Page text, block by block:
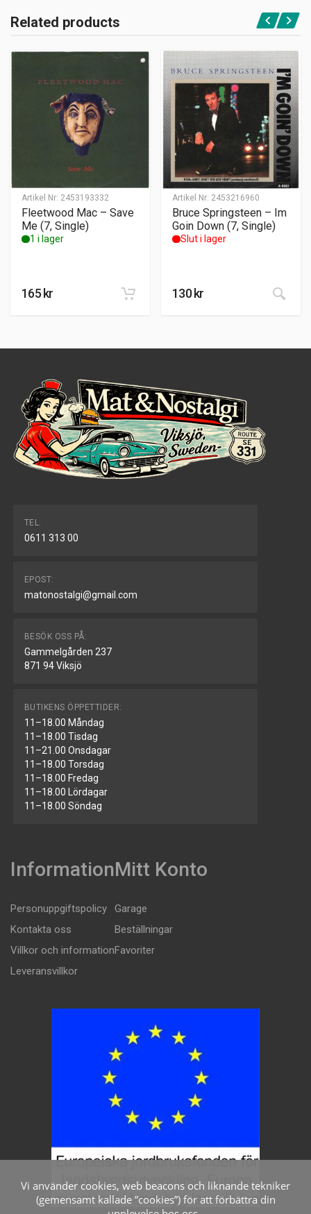
Related products
Artikel Nr: 2453193332
Fleetwood Mac – Save
Me (7, Single)
1 i lager
165 kr
Artikel Nr: 2453216960
Bruce Springsteen – Im
Goin Down (7, Single)
Slut i lager
130 kr
TEL.
0611 313 00
EPOST:
matonostalgi@gmail.com
BESÖK OSS PÅ:
Gammelgården 237
871 94 Viksjö
BUTIKENS ÖPPETTIDER:
11–18.00 Måndag
11–18.00 Tisdag
11–21.00 Onsdagar
11–18.00 Torsdag
11–18.00 Fredag
11–18.00 Lördagar
11–18.00 Söndag
Information
Personuppgiftspolicy
Kontakta oss
Villkor och information
Leveransvillkor
Mitt Konto
Garage
Beställningar
Favoriter
Vi använder cookies, web beacons och liknande tekniker
(gemensamt kallade ”cookies”) för att förbättra din